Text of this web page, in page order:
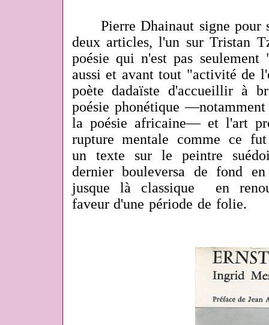
Pierre Dhainaut signe pour
deux articles, l'un sur Tristan
poésie qui n'est pas seulement
aussi et avant tout "activité de
poète dadaïste d'accueillir à
poésie phonétique
la poésie africaine— et l'art
rupture mentale comme ce
un texte sur le peintre
dernier bouleversa de fond
jusque là classique en
faveur d'une période de folie.